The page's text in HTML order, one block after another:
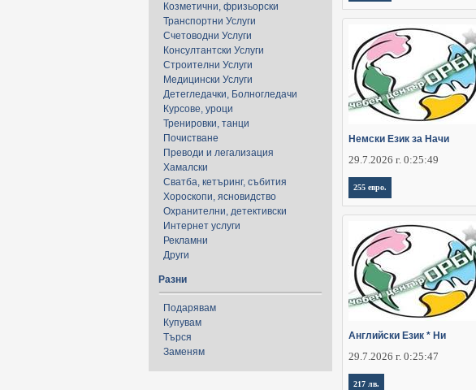
Козметични, фризьорски
Транспортни Услуги
Счетоводни Услуги
Консултантски Услуги
Строителни Услуги
Медицински Услуги
Детегледачки, Болногледачи
Курсове, уроци
Тренировки, танци
Почистване
Преводи и легализация
Хамалски
Сватба, кетъринг, събития
Хороскопи, ясновидство
Охранителни, детективски
Интернет услуги
Рекламни
Други
Разни
Подарявам
Купувам
Търся
Заменям
Немски Език за Начи
29.7.2026 г. 0:25:49
255 евро.
Английски Език * Ни
29.7.2026 г. 0:25:47
217 лв.